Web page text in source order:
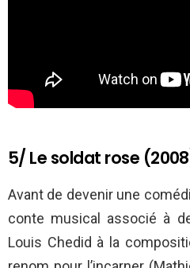
5/ Le soldat rose
Avant de devenir une
conte musical associé à
Louis Chedid à la